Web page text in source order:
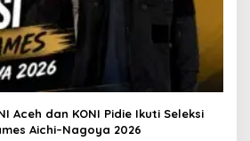
Aceh dan KONI Pidie Ikuti Seleksi
Aichi–Nagoya 2026